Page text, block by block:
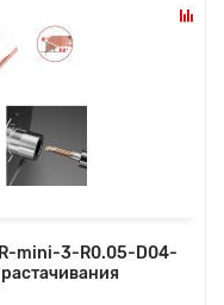
mini-3-R0.05-D04-